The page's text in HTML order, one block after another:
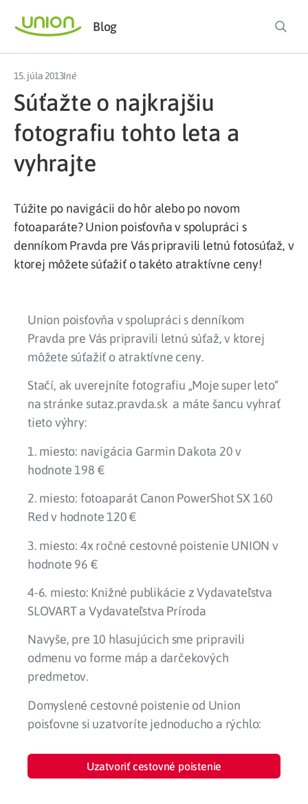
Blog
15. júla 2013Iné
Súťažte o najkrajšiu
fotografiu tohto leta a
vyhrajte
Túžite po navigácii do hôr alebo po novom
fotoaparáte? Union poisťovňa v spolupráci s
denníkom Pravda pre Vás pripravili letnú fotosúťaž, v
ktorej môžete súťažiť o takéto atraktívne ceny!
Union poisťovňa v spolupráci s denníkom
Pravda pre Vás pripravili letnú súťaž, v ktorej
môžete súťažiť o atraktívne ceny.
Stačí, ak uverejníte fotografiu „Moje super leto“
na stránke sutaz.pravda.sk a máte šancu vyhrať
tieto výhry:
1. miesto: navigácia Garmin Dakota 20 v
hodnote 198 €
2. miesto: fotoaparát Canon PowerShot SX 160
Red v hodnote 120 €
3. miesto: 4x ročné cestovné poistenie UNION v
hodnote 96 €
4-6. miesto: Knižné publikácie z Vydavateľstva
SLOVART a Vydavateľstva Príroda
Navyše, pre 10 hlasujúcich sme pripravili
odmenu vo forme máp a darčekových
predmetov.
Domyslené cestovné poistenie od Union
poisťovne si uzatvoríte jednoducho a rýchlo:
Uzatvoriť cestovné poistenie